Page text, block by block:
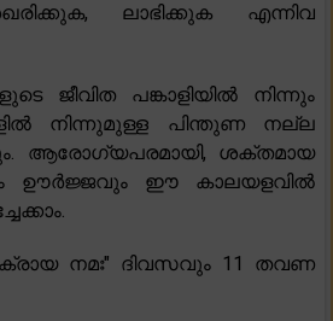
ലാഭിക്കുക എന്നിവ
ജീവിത പങ്കാളിയിൽ നിന്നും
നിന്നുമുള്ള പിന്തുണ നല്ല
ആരോഗ്യപരമായി, ശക്തമായ
ഊർജ്ജവും ഈ കാലയളവിൽ
നമഃ" ദിവസവും 11 തവണ